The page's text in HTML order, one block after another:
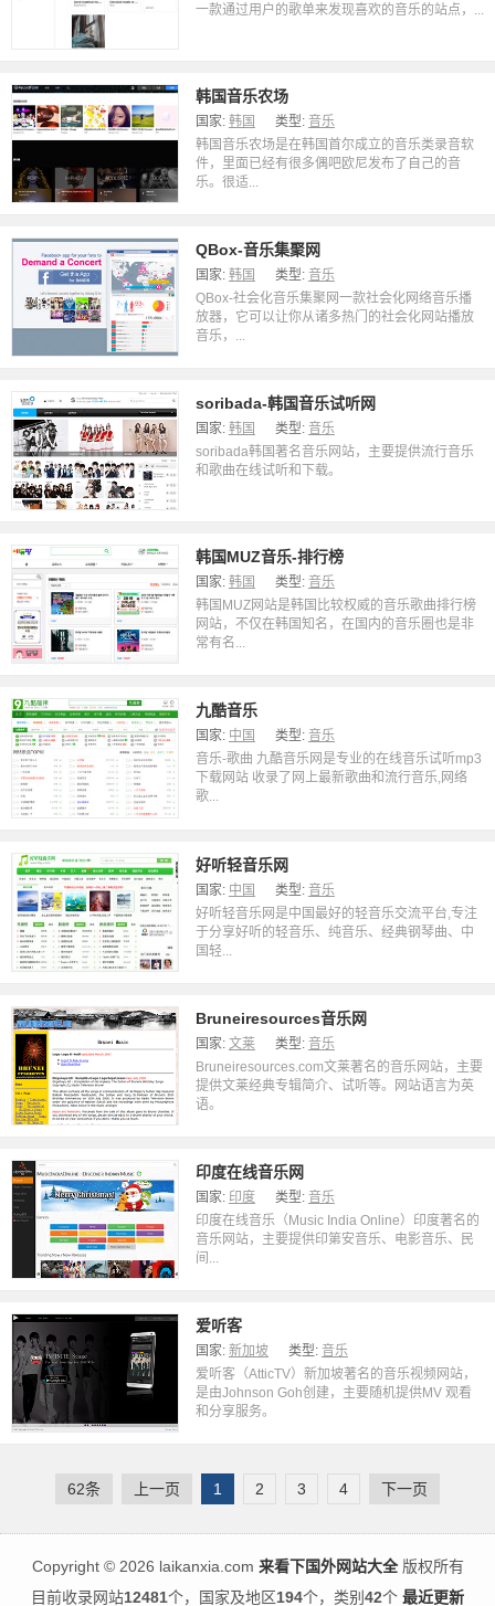
一款通过用户的歌单来发现喜欢的音乐的站点，...
韩国音乐农场
国家: 韩国 类型: 音乐
韩国音乐农场是在韩国首尔成立的音乐类录音软
件，里面已经有很多偶吧欧尼发布了自己的音
乐。很适...
QBox-音乐集聚网
国家: 韩国 类型: 音乐
QBox-社会化音乐集聚网一款社会化网络音乐播
放器，它可以让你从诸多热门的社会化网站播放
音乐，...
soribada-韩国音乐试听网
国家: 韩国 类型: 音乐
soribada韩国著名音乐网站，主要提供流行音乐
和歌曲在线试听和下载。
韩国MUZ音乐-排行榜
国家: 韩国 类型: 音乐
韩国MUZ网站是韩国比较权威的音乐歌曲排行榜
网站，不仅在韩国知名，在国内的音乐圈也是非
常有名...
九酷音乐
国家: 中国 类型: 音乐
音乐-歌曲 九酷音乐网是专业的在线音乐试听mp3
下载网站 收录了网上最新歌曲和流行音乐,网络
歌...
好听轻音乐网
国家: 中国 类型: 音乐
好听轻音乐网是中国最好的轻音乐交流平台,专注
于分享好听的轻音乐、纯音乐、经典钢琴曲、中
国轻...
Bruneiresources音乐网
国家: 文莱 类型: 音乐
Bruneiresources.com文莱著名的音乐网站，主要
提供文莱经典专辑简介、试听等。网站语言为英
语。
印度在线音乐网
国家: 印度 类型: 音乐
印度在线音乐（Music India Online）印度著名的
音乐网站，主要提供印第安音乐、电影音乐、民
间...
爱听客
国家: 新加坡 类型: 音乐
爱听客（AtticTV）新加坡著名的音乐视频网站，
是由Johnson Goh创建，主要随机提供MV 观看
和分享服务。
62条 上一页 1 2 3 4 下一页
Copyright ©2026 laikanxia.com 来看下国外网站大全版权所有
目前收录网站12481个，国家及地区194个，类别 42个 最近更新